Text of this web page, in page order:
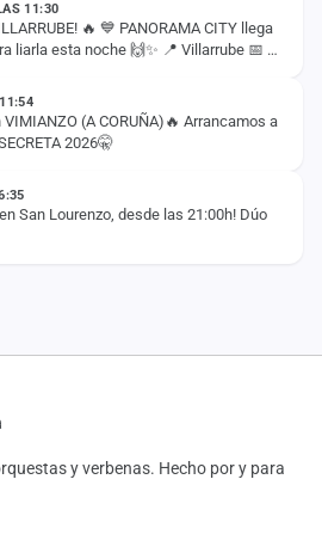
11:30
🔥 💙 PANORAMA CITY llega
liarla esta noche 🙌✨ 📍 Villarrube 📅 8
(A CORUÑA)🔥 Arrancamos a
2026🤫
San Lourenzo, desde las 21:00h! Dúo
y verbenas. Hecho por y para